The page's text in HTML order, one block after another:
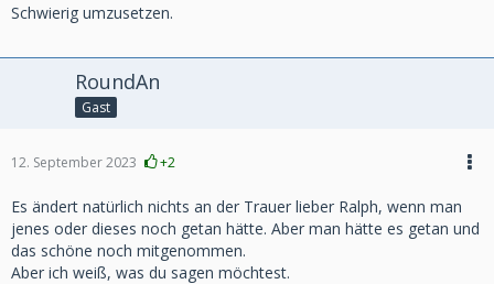
Schwierig umzusetzen.
RoundAn
Gast
12. September 2023 +2
Es ändert natürlich nichts an der Trauer lieber Ralph, wenn man
jenes oder dieses noch getan hätte. Aber man hätte es getan und
das schöne noch mitgenommen.
Aber ich weiß, was du sagen möchtest.